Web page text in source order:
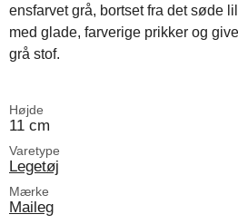
ensfarvet grå, bortset fra det søde
med glade, farverige prikker og
grå stof.
Højde
11 cm
Varetype
Legetøj
Mærke
Maileg